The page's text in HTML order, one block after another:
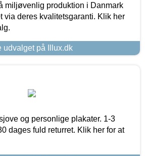
miljøvenlig produktion i Danmark
via deres kvalitetsgaranti. Klik her
udvalget på Illux.dk
og personlige plakater. 1-3
dages fuld returret. Klik her for at